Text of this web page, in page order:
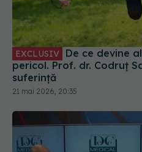
EXCLUSIV
pericol. Prof. dr. Codruț
suferință
21 mai 2026, 20:35